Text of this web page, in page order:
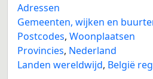
Adressen
Gemeenten, wijken en
Postcodes, Woonplaatsen
Provincies, Nederland
Landen wereldwijd, België